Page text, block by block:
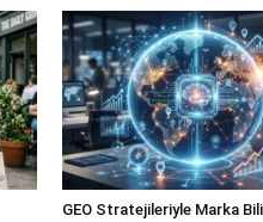
GEO Stratejileriyle Marka